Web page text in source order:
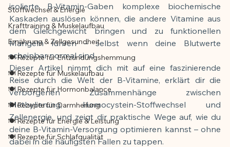
Stoffwechsel & Energie
Krafttraining & Muskelaufbau
Ernährung & Zellgesundheit
🍽️ Rezepte für Entzündungshemmung
🍽️ Rezepte für Muskelaufbau
🍽️ Rezepte für Hormonbalance
🍽️ Rezepte für Darmheilung
🍽️ Rezepte für Energie & Leistung
🍽️ Rezepte für Schlafqualität
isolierte B-Vitamin-Gaben komplexe biochemische
Kaskaden auslösen können, die andere Vitamine aus
dem Gleichgewicht bringen und zu funktionellen
Mängeln führen – selbst wenn deine Blutwerte
scheinbar normal sind.
Dieser Artikel nimmt dich mit auf eine faszinierende
Reise durch die Welt der B-Vitamine, erklärt dir die
verborgenen Zusammenhänge zwischen
Methylierung, Homocystein-Stoffwechsel und
Zellenergie, und zeigt dir praktische Wege auf, wie du
deine B-Vitamin-Versorgung optimieren kannst – ohne
dabei in die häufigsten Fallen zu tappen.